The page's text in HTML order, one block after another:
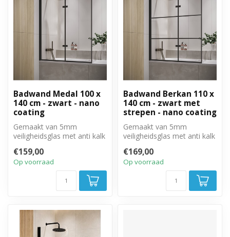
Badwand Medal 100 x
140 cm - zwart - nano
coating
Gemaakt van 5mm
veiligheidsglas met anti kalk
te draai...
€159,00
Op voorraad
Badwand Berkan 110 x
140 cm - zwart met
strepen - nano coating
Gemaakt van 5mm
veiligheidsglas met anti kalk
te draai...
€169,00
Op voorraad